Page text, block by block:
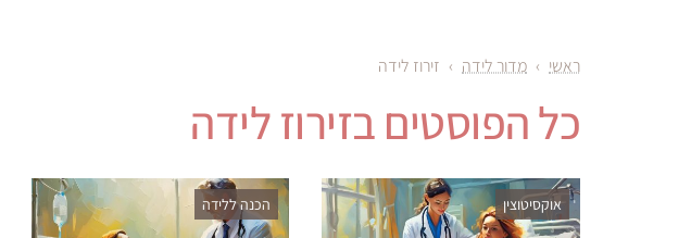
ראשי › מדור לידה › זירוז לידה
כל הפוסטים בזירוז לידה
אוקסיטוצין הכנה ללידה